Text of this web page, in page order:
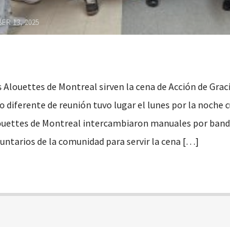
13, 2025
Alouettes de Montreal sirven la cena de Acción de
diferente de reunión tuvo lugar el lunes por la noche
de Montreal intercambiaron manuales por
de la comunidad para servir la cena […]